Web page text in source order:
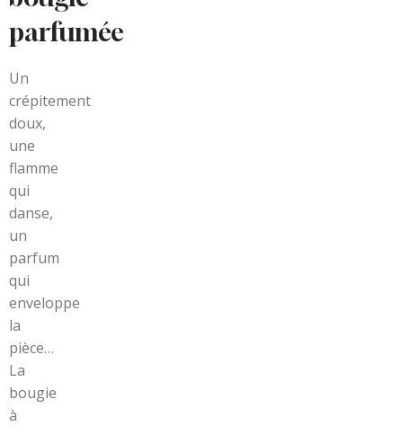
parfumée
Un
crépitement
doux,
une
flamme
qui
danse,
un
parfum
qui
enveloppe
la
pièce…
La
bougie
à